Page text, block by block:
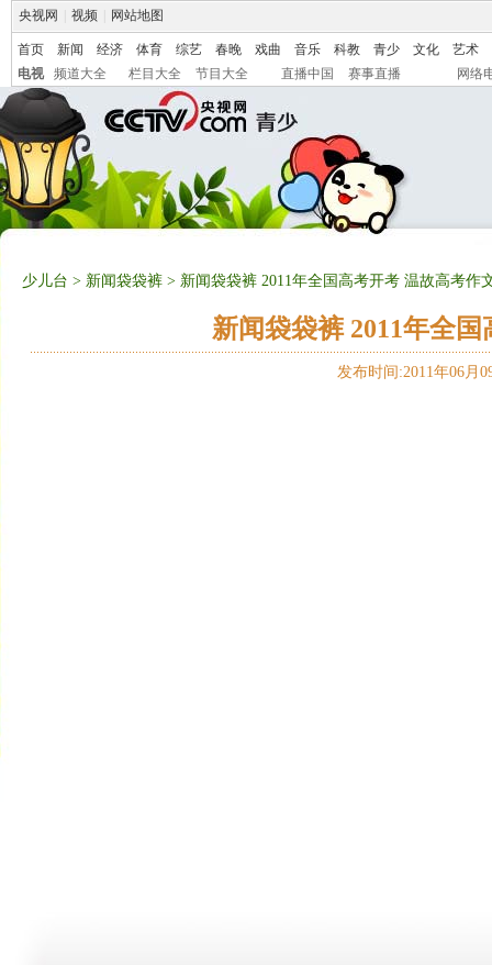
央视网 视频 网站地图
首页 新闻 经济 体育 综艺 春晚 戏曲 音乐 科教 青少 文化
艺术
电视
频道大全 栏目大全 节目大全 直播中国 赛事直播 网络
少儿台 > 新闻袋袋裤 > 新闻袋袋裤 2011年全国高考开考 温故高考作
新闻袋袋裤 2011年全
发布时间:2011年06月